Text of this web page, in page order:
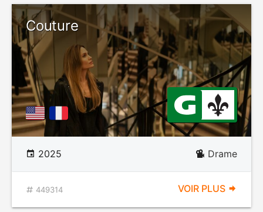
Couture
2025 Drame
449314 VOIR PLUS